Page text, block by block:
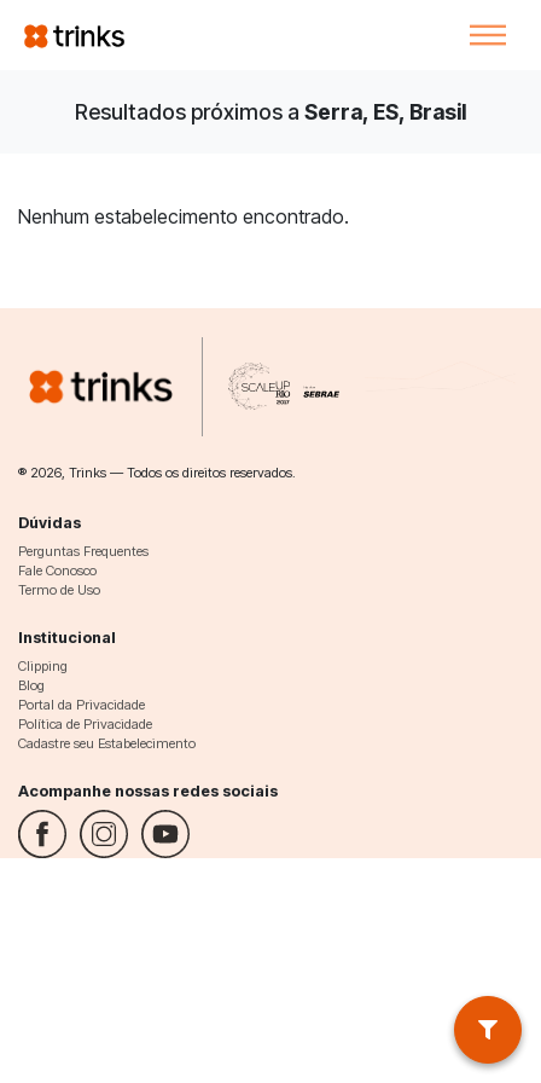
Resultados próximos a Serra, ES, Brasil
Nenhum estabelecimento encontrado.
® 2026, Trinks — Todos os direitos reservados.
Dúvidas
Perguntas Frequentes
Fale Conosco
Termo de Uso
Institucional
Clipping
Blog
Portal da Privacidade
Política de Privacidade
Cadastre seu Estabelecimento
Acompanhe nossas redes sociais